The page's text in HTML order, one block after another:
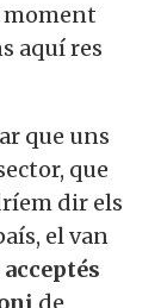
moment
aquí res
que uns
que
dir els
el van
acceptés